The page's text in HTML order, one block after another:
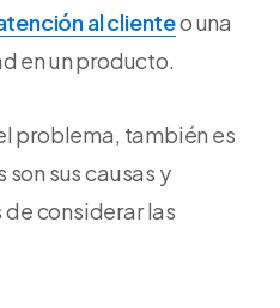
al clienteo una
en un producto.
problema, también es
sus causas y
considerar las